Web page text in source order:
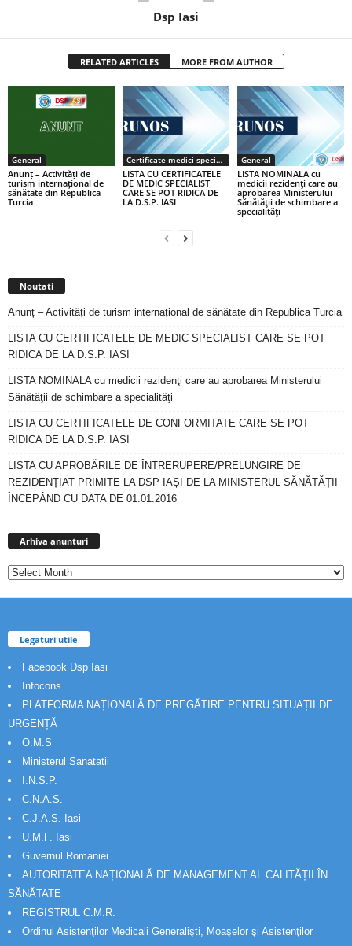
Dsp Iasi
RELATED ARTICLES MORE FROM AUTHOR
General
Anunț – Activități de
turism internațional de
sănătate din Republica
Turcia
Certificate medici specialiști / primari
LISTA CU CERTIFICATELE
DE MEDIC SPECIALIST
CARE SE POT RIDICA DE
LA D.S.P. IASI
General
LISTA NOMINALA cu
medicii rezidenţi care au
aprobarea Ministerului
Sănătăţii de schimbare a
specialităţi
Noutati
Anunț – Activități de turism internațional de sănătate din Republica Turcia
LISTA CU CERTIFICATELE DE MEDIC SPECIALIST CARE SE POT
RIDICA DE LA D.S.P. IASI
LISTA NOMINALA cu medicii rezidenţi care au aprobarea Ministerului
Sănătăţii de schimbare a specialităţi
LISTA CU CERTIFICATELE DE CONFORMITATE CARE SE POT
RIDICA DE LA D.S.P. IASI
LISTA CU APROBĂRILE DE ÎNTRERUPERE/PRELUNGIRE DE
REZIDENȚIAT PRIMITE LA DSP IAȘI DE LA MINISTERUL SĂNĂTĂȚII
ÎNCEPÂND CU DATA DE 01.01.2016
Arhiva anunturi
Legaturi utile
Facebook Dsp Iasi
Infocons
PLATFORMA NAȚIONALĂ DE PREGĂTIRE PENTRU SITUAȚII DE
URGENȚĂ
O.M.S
Ministerul Sanatatii
I.N.S.P.
C.N.A.S.
C.J.A.S. Iasi
U.M.F. Iasi
Guvernul Romaniei
AUTORITATEA NAȚIONALĂ DE MANAGEMENT AL CALITĂȚII ÎN
SĂNĂTATE
REGISTRUL C.M.R.
Ordinul Asistenţilor Medicali Generalişti, Moaşelor şi Asistenţilor